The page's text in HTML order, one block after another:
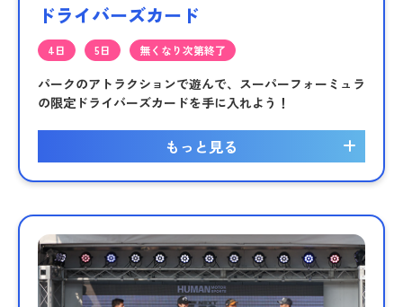
ドライバーズカード
4日 5日 無くなり次第終了
パークのアトラクションで遊んで、スーパーフォーミュラ
の限定ドライバーズカードを手に入れよう！
もっと見る